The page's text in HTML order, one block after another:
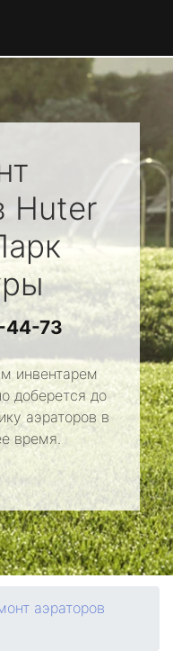
Huter
44-73
инвентарем
доберется до
аэраторов в
время.
аэраторов